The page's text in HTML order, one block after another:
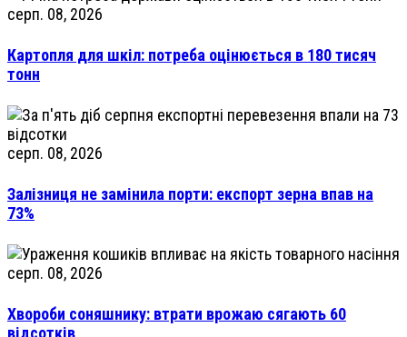
серп. 08, 2026
Картопля для шкіл: потреба оцінюється в 180 тисяч
тонн
серп. 08, 2026
Залізниця не замінила порти: експорт зерна впав на
73%
серп. 08, 2026
Хвороби соняшнику: втрати врожаю сягають 60
відсотків